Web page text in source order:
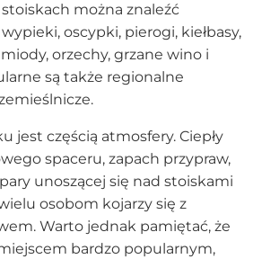
można znaleźć
oscypki, pierogi, kiełbasy,
orzechy, grzane wino i
są także regionalne
jest częścią atmosfery. Ciepły
spaceru, zapach przypraw,
unoszącej się nad stoiskami
osobom kojarzy się z
Warto jednak pamiętać, że
bardzo popularnym,